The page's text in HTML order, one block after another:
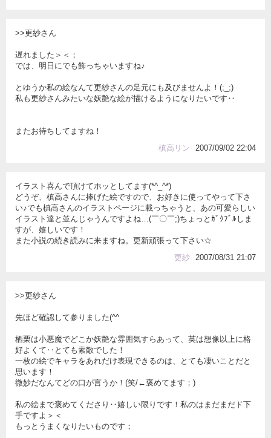
>>更紗さん
遅れました＞＜；
では、明日にでも飾っちゃいますね♪
とゆうか私の絵なんて更紗さんの足元にも及びませんよ！(;_;)
私も更紗さんみたいな妖艶な絵が描けるようになりたいです‥
またお待ちしてますね！
槙高リン
2007/09/02 22:04
イラスト喜んで頂けてホッとしてます(*^_^*)
どうぞ、槙高さんに捧げた絵ですので、お好きに使ってやって下さ
い♪でも槙高さんのイラストページに載っちゃうと、あの可愛らしい
イラスト達と並んじゃうんですよね…(￣〇￣;)ちょっとｶﾞｸﾌﾞﾙしま
すが、嬉しいです！
また小説の続き読みに来ますね。更新頑張って下さい☆
更紗
2007/08/31 21:07
>>更紗さん
先ほど確認して参りました(^^ゞ
栖栗は小悪魔でどこか妖艶な雰囲気すらあって、英は想像以上に格
好よくて‥とても素敵でした！
一枚の絵でキャラをあれだけ表現できるのは、とても凄いことだと
思います！
微妙だなんてどの口が言うか！(笑/←褒めてます；)
私の絵まで褒めてくださり‥嬉しい限りです！私のはまだまだド下
手ですよ＞＜
もっとうまくなりたいものです；